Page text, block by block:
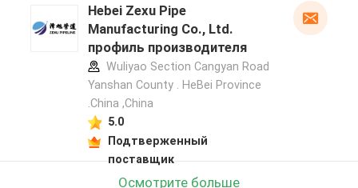
Hebei Zexu Pipe
Manufacturing Co., Ltd.
профиль производителя
Wuliyao Section Cangyan Road
Yanshan County . HeBei Province
.China ,China
5.0
Подтверженный
поставщик
Осмотрите больше